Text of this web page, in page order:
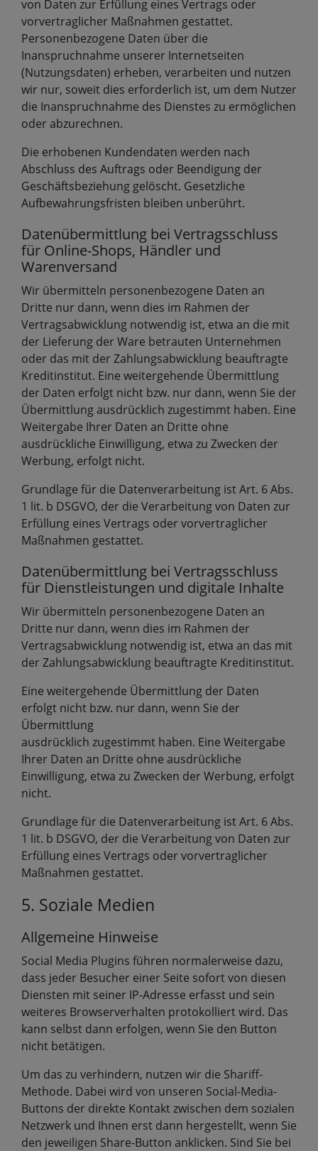
von Daten zur Erfüllung eines Vertrags oder
vorvertraglicher Maßnahmen gestattet.
Personenbezogene Daten über die
Inanspruchnahme unserer Internetseiten
(Nutzungsdaten) erheben, verarbeiten und nutzen
wir nur, soweit dies erforderlich ist, um dem Nutzer
die Inanspruchnahme des Dienstes zu ermöglichen
oder abzurechnen.
Die erhobenen Kundendaten werden nach
Abschluss des Auftrags oder Beendigung der
Geschäftsbeziehung gelöscht. Gesetzliche
Aufbewahrungsfristen bleiben unberührt.
Datenübermittlung bei Vertragsschluss
für Online-Shops, Händler und
Warenversand
Wir übermitteln personenbezogene Daten an
Dritte nur dann, wenn dies im Rahmen der
Vertragsabwicklung notwendig ist, etwa an die mit
der Lieferung der Ware betrauten Unternehmen
oder das mit der Zahlungsabwicklung beauftragte
Kreditinstitut. Eine weitergehende Übermittlung
der Daten erfolgt nicht bzw. nur dann, wenn Sie der
Übermittlung ausdrücklich zugestimmt haben. Eine
Weitergabe Ihrer Daten an Dritte ohne
ausdrückliche Einwilligung, etwa zu Zwecken der
Werbung, erfolgt nicht.
Grundlage für die Datenverarbeitung ist Art. 6 Abs.
1 lit. b DSGVO, der die Verarbeitung von Daten zur
Erfüllung eines Vertrags oder vorvertraglicher
Maßnahmen gestattet.
Datenübermittlung bei Vertragsschluss
für Dienstleistungen und digitale Inhalte
Wir übermitteln personenbezogene Daten an
Dritte nur dann, wenn dies im Rahmen der
Vertragsabwicklung notwendig ist, etwa an das mit
der Zahlungsabwicklung beauftragte Kreditinstitut.
Eine weitergehende Übermittlung der Daten
erfolgt nicht bzw. nur dann, wenn Sie der
Übermittlung
ausdrücklich zugestimmt haben. Eine Weitergabe
Ihrer Daten an Dritte ohne ausdrückliche
Einwilligung, etwa zu Zwecken der Werbung, erfolgt
nicht.
Grundlage für die Datenverarbeitung ist Art. 6 Abs.
1 lit. b DSGVO, der die Verarbeitung von Daten zur
Erfüllung eines Vertrags oder vorvertraglicher
Maßnahmen gestattet.
5. Soziale Medien
Allgemeine Hinweise
Social Media Plugins führen normalerweise dazu,
dass jeder Besucher einer Seite sofort von diesen
Diensten mit seiner IP-Adresse erfasst und sein
weiteres Browserverhalten protokolliert wird. Das
kann selbst dann erfolgen, wenn Sie den Button
nicht betätigen.
Um das zu verhindern, nutzen wir die Shariff-
Methode. Dabei wird von unseren Social-Media-
Buttons der direkte Kontakt zwischen dem sozialen
Netzwerk und Ihnen erst dann hergestellt, wenn Sie
den jeweiligen Share-Button anklicken. Sind Sie bei